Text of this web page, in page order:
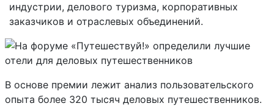
индустрии, делового туризма, корпоративных
заказчиков и отраслевых объединений.
В основе премии лежит анализ пользовательского
опыта более 320 тысяч деловых путешественников.